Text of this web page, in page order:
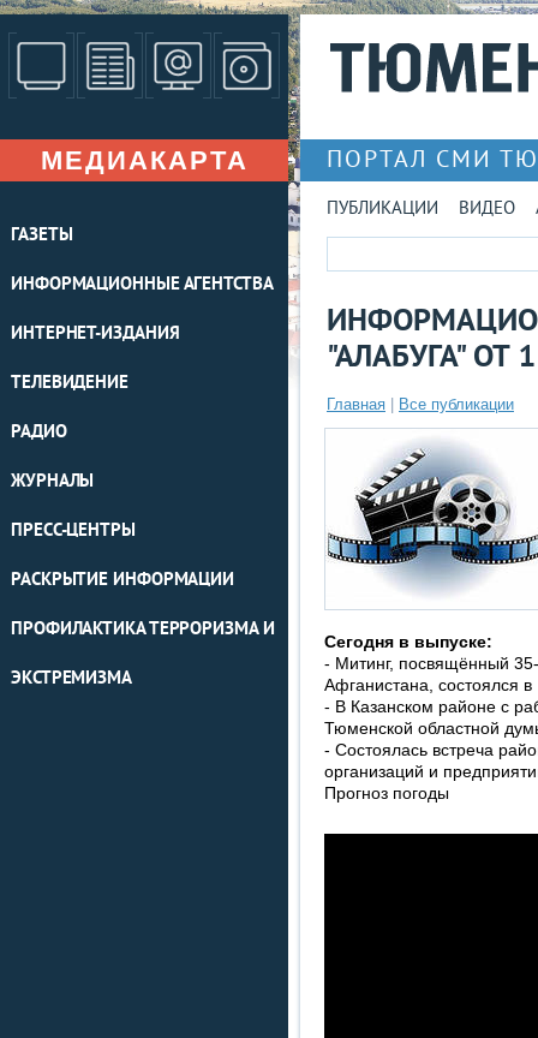
МЕДИАКАРТА
ГАЗЕТЫ
ИНФОРМАЦИОННЫЕ АГЕНТСТВА
ИНТЕРНЕТ-ИЗДАНИЯ
ТЕЛЕВИДЕНИЕ
РАДИО
ЖУРНАЛЫ
ПРЕСС-ЦЕНТРЫ
РАСКРЫТИЕ ИНФОРМАЦИИ
ПРОФИЛАКТИКА ТЕРРОРИЗМА И
ЭКСТРЕМИЗМА
ПОРТАЛ СМИ
ПУБЛИКАЦИИ ВИДЕО
"АЛАБУГА" ОТ
Главная Все публикации
Сегодня в выпуске:
- Митинг, посвящённый
Афганистана, состоялся в
- В Казанском районе с
Тюменской областной
- Состоялась встреча
организаций и
Прогноз погоды